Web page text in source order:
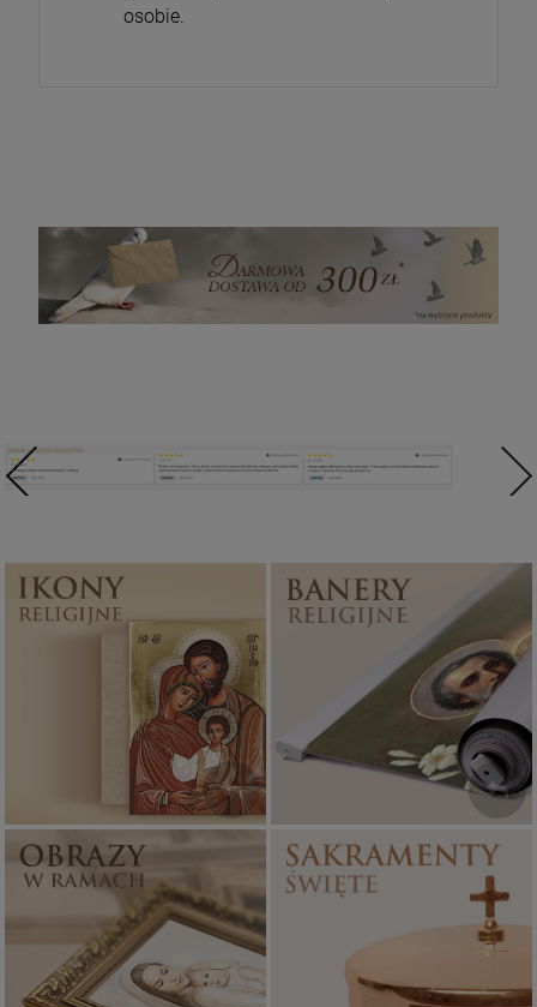
osobie.
Ikony religijne
PONAD 400
WZORÓW
Banery religijne
ZOBACZ
Obrazy religijne
PIĘKNE
WZORY
Sakramenty Święte